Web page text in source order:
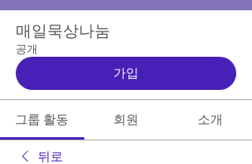
매일묵상나눔
공개
가입
그룹 활동 회원 소개
뒤로